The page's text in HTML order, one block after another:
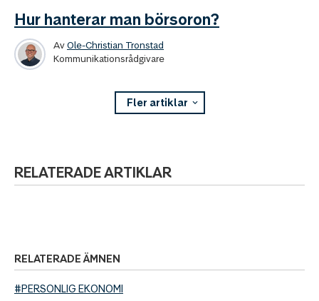
Hur hanterar man börsoron?
AvOle-Christian Tronstad
Kommunikationsrådgivare
Fler artiklar
RELATERADE ARTIKLAR
RELATERADE ÄMNEN
#PERSONLIG EKONOMI